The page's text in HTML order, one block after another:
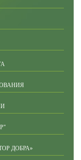
ДОБРА»